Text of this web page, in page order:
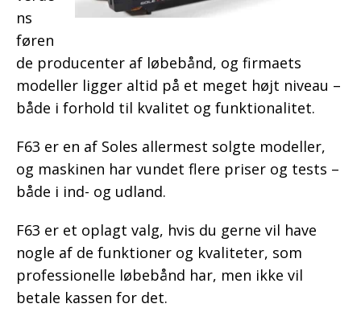
ns
føren
de producenter af løbebånd, og firmaets
modeller ligger altid på et meget højt niveau –
både i forhold til kvalitet og funktionalitet.
F63 er en af Soles allermest solgte modeller,
og maskinen har vundet flere priser og tests ­–
både i ind- og udland.
F63 er et oplagt valg, hvis du gerne vil have
nogle af de funktioner og kvaliteter, som
professionelle løbebånd har, men ikke vil
betale kassen for det.